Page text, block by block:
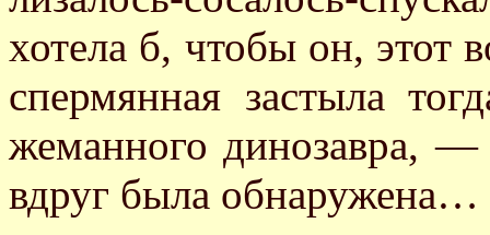
хотела б, чтобы он,
спермянная застыла
жеманного динозавра, —
вдруг была обнаружена…